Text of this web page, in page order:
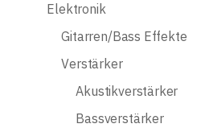
Elektronik
Gitarren/Bass Effekte
Verstärker
Akustikverstärker
Bassverstärker